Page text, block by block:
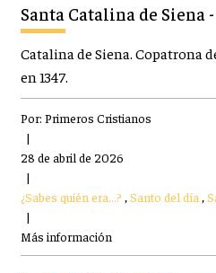
Santa Catalina de Siena
Catalina de Siena. Copatrona
en 1347.
Por: Primeros Cristianos
|
28 de abril de 2026
|
¿Sabes quién era...? Santo del día
|
Más información